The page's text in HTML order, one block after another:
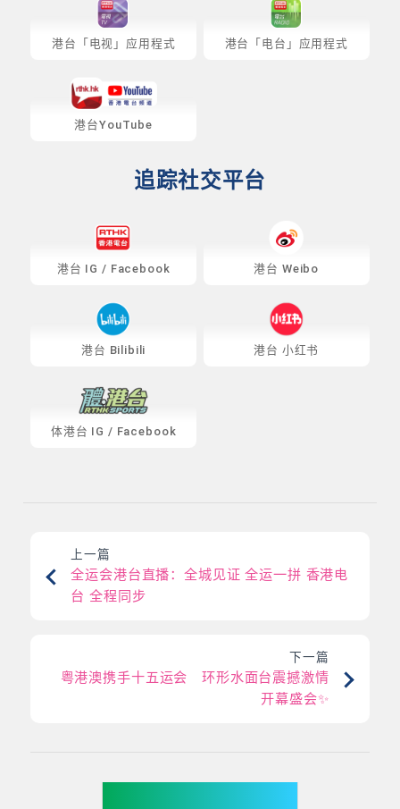
港台「电视」应用程式 港台「电台」应用程式
港台YouTube
追踪社交平台
港台 IG / Facebook 港台 Weibo
港台 Bilibili 港台 小红书
体港台 IG / Facebook
上一篇
全运会港台直播：全城见证 全运一拼 香港电
台 全程同步
下一篇
粤港澳携手十五运会 环形水面台震撼激情
开幕盛会✨